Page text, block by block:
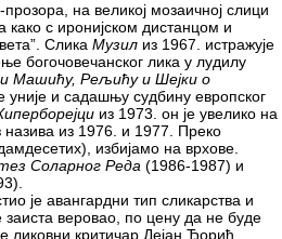
на великој мозаичној слици
с иронијском дистанцом и
Слика Музил из 1967. истражује
богочовечанског лика у лудилу
Машићу, Рељићу и Шејки о
и садашњу судбину европског
из 1973. он је увелико на
назива из 1976. и 1977. Преко
избијамо на врхове.
Соларног Реда (1986-1987) и
је авангардни тип сликарства и
веровао, по цену да не буде
критичар Дејан Ђорић,